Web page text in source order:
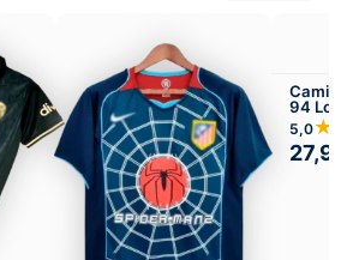
94
5,0
27,99